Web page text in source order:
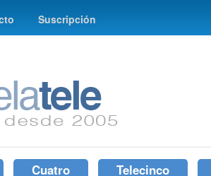
Suscripción
Cuatro Telecinco